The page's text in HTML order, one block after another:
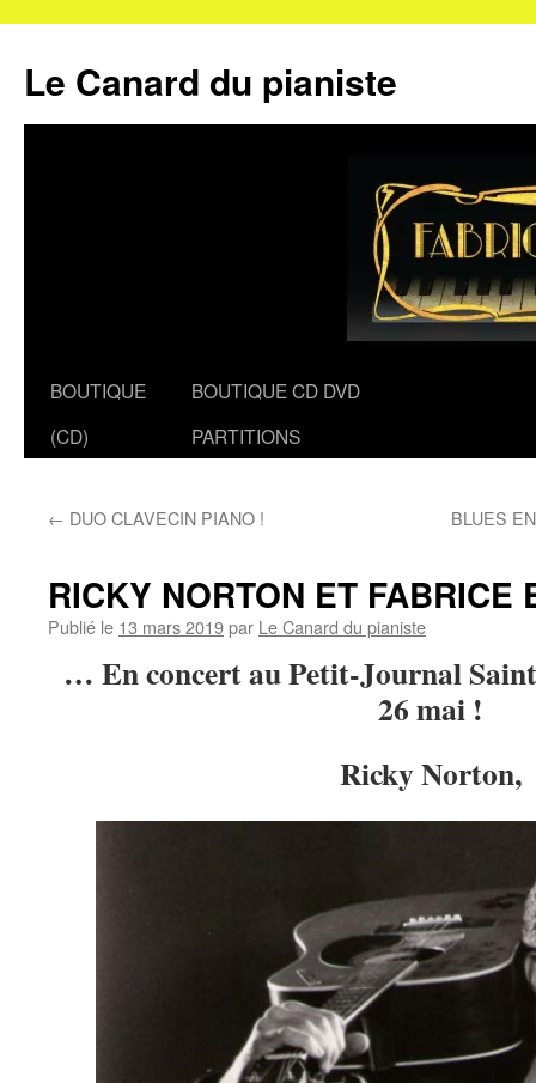
Le Canard du pianiste
Aller
BOUTIQUE
(CD)
BOUTIQUE CD DVD
PARTITIONS
← DUO CLAVECIN PIANO ! BLUES
RICKY NORTON ET FABRICE
Publié le 13 mars 2019par Le Canard du pianiste
… En concert au Petit-Journal
26 mai !
Ricky Norton,